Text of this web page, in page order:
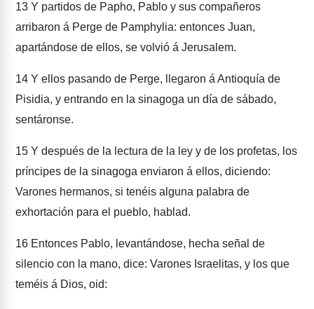
13 Y partidos de Papho, Pablo y sus compañeros
arribaron á Perge de Pamphylia: entonces Juan,
apartándose de ellos, se volvió á Jerusalem.
14 Y ellos pasando de Perge, llegaron á Antioquía de
Pisidia, y entrando en la sinagoga un día de sábado,
sentáronse.
15 Y después de la lectura de la ley y de los profetas, los
príncipes de la sinagoga enviaron á ellos, diciendo:
Varones hermanos, si tenéis alguna palabra de
exhortación para el pueblo, hablad.
16 Entonces Pablo, levantándose, hecha señal de
silencio con la mano, dice: Varones Israelitas, y los que
teméis á Dios, oid: